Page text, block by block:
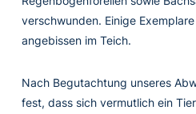
verschwunden. Einige
angebissen im Teich.
Nach Begutachtung unseres
fest, dass sich vermutlich ein